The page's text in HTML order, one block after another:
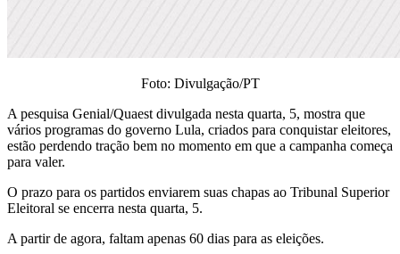
Foto: Divulgação/PT
A pesquisa Genial/Quaest divulgada nesta quarta, 5, mostra que
vários programas do governo Lula, criados para conquistar eleitores,
estão perdendo tração bem no momento em que a campanha começa
para valer.
O prazo para os partidos enviarem suas chapas ao Tribunal Superior
Eleitoral se encerra nesta quarta, 5.
A partir de agora, faltam apenas 60 dias para as eleições.